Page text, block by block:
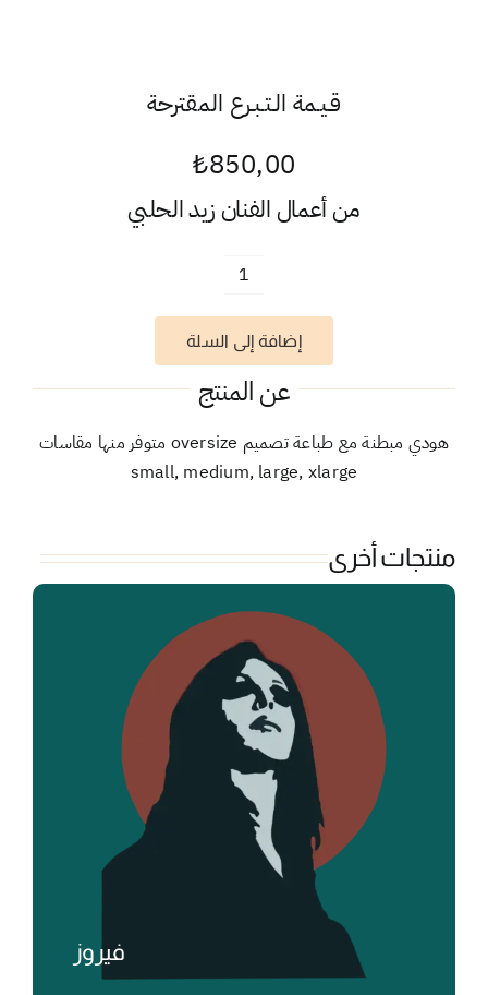
قـيـمة الـتـبـرع المقترحة
₺850,00
من أعمال الفنانزيد الحلبي
كمية
الحدود
إضافة إلى السلة
عن المنتج
هودي مبطنة مع طباعة تصميم oversize متوفر منها مقاسات
small, medium, large, xlarge
منتجات أخرى
فيروز